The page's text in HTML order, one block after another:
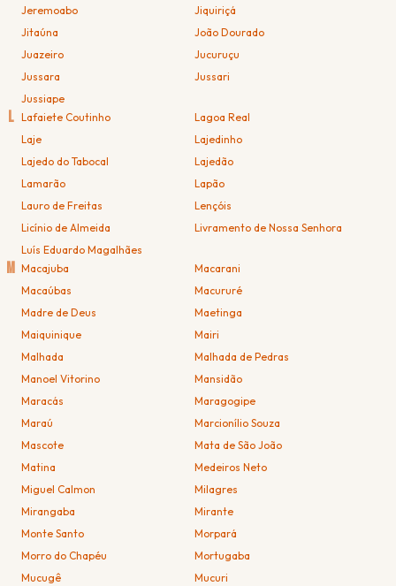
Jeremoabo
Jiquiriçá
Jitaúna
João Dourado
Juazeiro
Jucuruçu
Jussara
Jussari
Jussiape
L Lafaiete Coutinho
Lagoa Real
Laje
Lajedinho
Lajedo do Tabocal
Lajedão
Lamarão
Lapão
Lauro de Freitas
Lençóis
Licínio de Almeida
Livramento de Nossa Senhora
Luís Eduardo Magalhães
M Macajuba
Macarani
Macaúbas
Macururé
Madre de Deus
Maetinga
Maiquinique
Mairi
Malhada
Malhada de Pedras
Manoel Vitorino
Mansidão
Maracás
Maragogipe
Maraú
Marcionílio Souza
Mascote
Mata de São João
Matina
Medeiros Neto
Miguel Calmon
Milagres
Mirangaba
Mirante
Monte Santo
Morpará
Morro do Chapéu
Mortugaba
Mucugê
Mucuri